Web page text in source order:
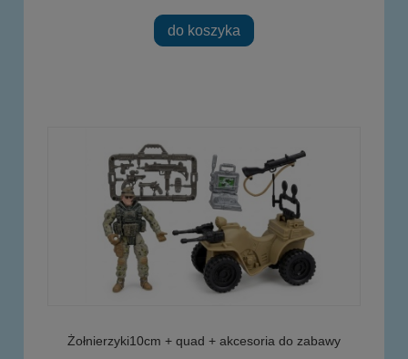
do koszyka
Żołnierzyki10cm + quad + akcesoria do zabawy